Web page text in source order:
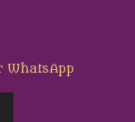
WhatsApp